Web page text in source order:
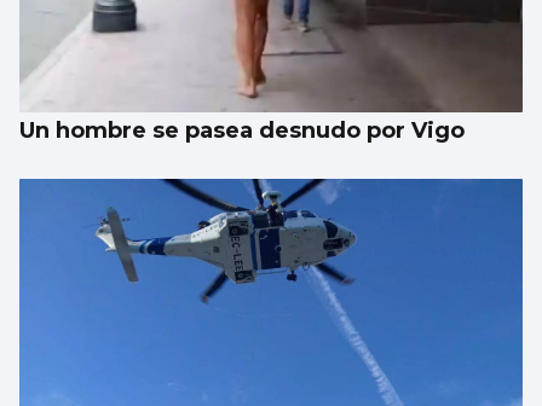
La UE lanza una campaña de ahorro
energético doméstico
Un hombre se pasea desnudo por Vigo